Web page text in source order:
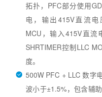
拓扑，PFC部分使用
电，输出415V直流电
MCU，输入415V直
SHRTIMER控制LLC
度。
500W PFC + LLC 数字
波小于±1.5%，包含辅